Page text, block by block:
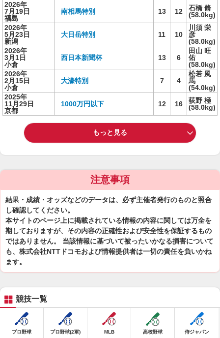
2026年
7月19日
福島
南相馬特別 13 12
石橋 脩
(58.0kg)
2026年
5月23日
新潟
大日岳特別 11 10
川須 栄
彦
(58.0kg)
2026年
3月1日
小倉
西日本新聞杯 13 6
田山 旺
佑
(58.0kg)
2026年
2月15日
小倉
大濠特別 7 4
松若 風
馬
(54.0kg)
2025年
11月29日
京都
1000万円以下 12 16
荻野 極
(58.0kg)
もっと見る
注意事項
結果・成績・オッズなどのデータは、必ず主催者発行のものと照合
し確認してください。
本サイトのページ上に掲載されている情報の内容に関しては万全を
期しておりますが、その内容の正確性および安全性を保証するもの
ではありません。 当該情報に基づいて被ったいかなる損害について
も、株式会社NTTドコモおよび情報提供者は一切の責任を負いかね
ます。
競技一覧
プロ野球 プロ野球(2軍) MLB 高校野球 侍ジャパン